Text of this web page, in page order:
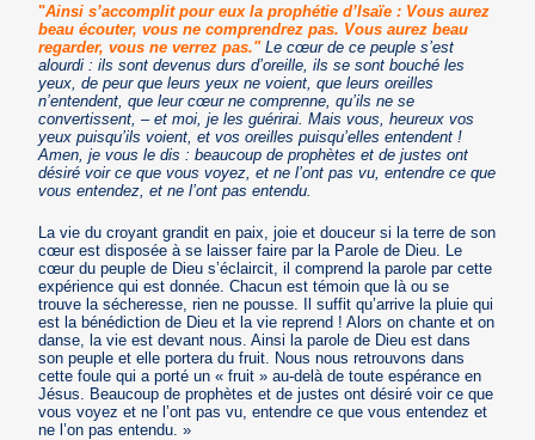
"Ainsi s’accomplit pour eux la prophétie d’Isaïe : Vous aurez
beau écouter, vous ne comprendrez pas. Vous aurez beau
regarder, vous ne verrez pas." Le cœur de ce peuple s’est
alourdi : ils sont devenus durs d’oreille, ils se sont bouché les
yeux, de peur que leurs yeux ne voient, que leurs oreilles
n’entendent, que leur cœur ne comprenne, qu’ils ne se
convertissent, – et moi, je les guérirai. Mais vous, heureux vos
yeux puisqu’ils voient, et vos oreilles puisqu’elles entendent !
Amen, je vous le dis : beaucoup de prophètes et de justes ont
désiré voir ce que vous voyez, et ne l’ont pas vu, entendre ce que
vous entendez, et ne l’ont pas entendu.
La vie du croyant grandit en paix, joie et douceur si la terre de son
cœur est disposée à se laisser faire par la Parole de Dieu. Le
cœur du peuple de Dieu s’éclaircit, il comprend la parole par cette
expérience qui est donnée. Chacun est témoin que là ou se
trouve la sécheresse, rien ne pousse. Il suffit qu’arrive la pluie qui
est la bénédiction de Dieu et la vie reprend ! Alors on chante et on
danse, la vie est devant nous. Ainsi la parole de Dieu est dans
son peuple et elle portera du fruit. Nous nous retrouvons dans
cette foule qui a porté un « fruit » au-delà de toute espérance en
Jésus. Beaucoup de prophètes et de justes ont désiré voir ce que
vous voyez et ne l’ont pas vu, entendre ce que vous entendez et
ne l’on pas entendu. »